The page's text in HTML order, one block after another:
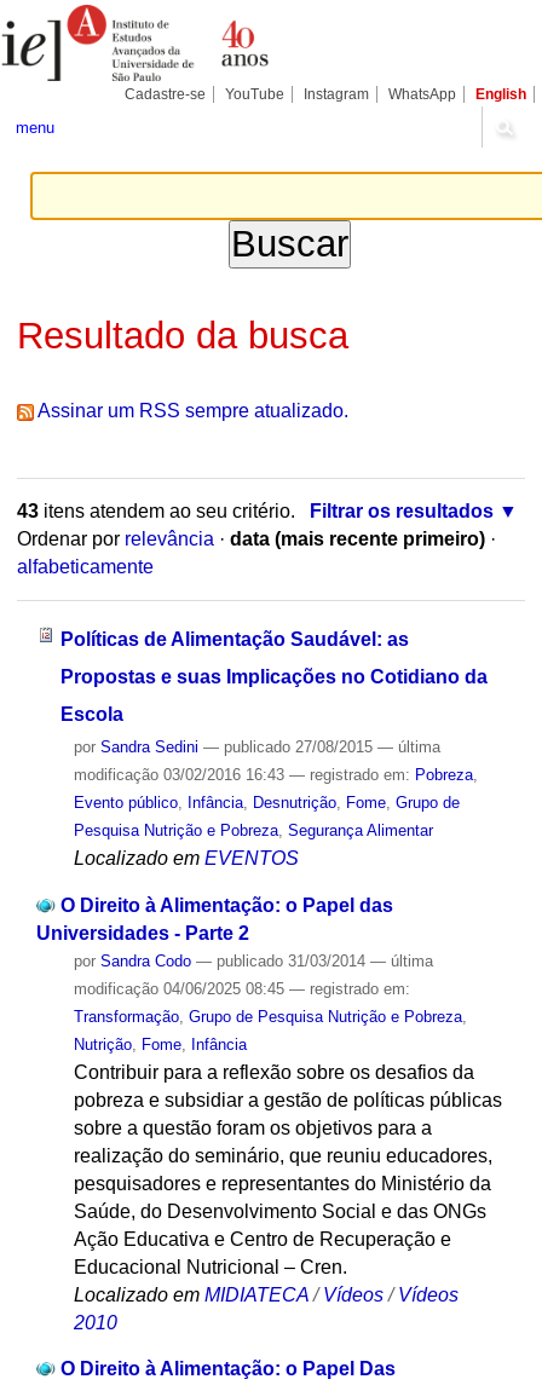
para
conteúdo.
Pessoais
Cadastre-se YouTube Instagram WhatsApp English
menu
Resultado da busca
Assinar um RSS sempre atualizado.
43itens atendem ao seu critério.
Filtrar os resultados
Ordenar por relevância · data (mais recente primeiro) ·
alfabeticamente
Políticas de Alimentação Saudável: as
Propostas e suas Implicações no Cotidiano da
Escola
por Sandra Sedini — publicado27/08/2015 — última
modificação03/02/2016 16:43 — registrado em: Pobreza,
Evento público, Infância, Desnutrição, Fome, Grupo de
Pesquisa Nutrição e Pobreza, Segurança Alimentar
Localizado em EVENTOS
O Direito à Alimentação: o Papel das
Universidades - Parte 2
por Sandra Codo — publicado31/03/2014 — última
modificação04/06/2025 08:45 — registrado em:
Transformação, Grupo de Pesquisa Nutrição e Pobreza,
Nutrição, Fome, Infância
Contribuir para a reflexão sobre os desafios da
pobreza e subsidiar a gestão de políticas públicas
sobre a questão foram os objetivos para a
realização do seminário, que reuniu educadores,
pesquisadores e representantes do Ministério da
Saúde, do Desenvolvimento Social e das ONGs
Ação Educativa e Centro de Recuperação e
Educacional Nutricional – Cren.
Localizado em MIDIATECA /Vídeos /Vídeos
2010
O Direito à Alimentação: o Papel Das